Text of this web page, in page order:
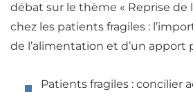
débat sur le thème « Reprise de
chez les patients fragiles :
de l’alimentation et d’un apport
Patients fragiles : concilier